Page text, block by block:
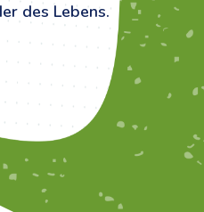
des Lebens.